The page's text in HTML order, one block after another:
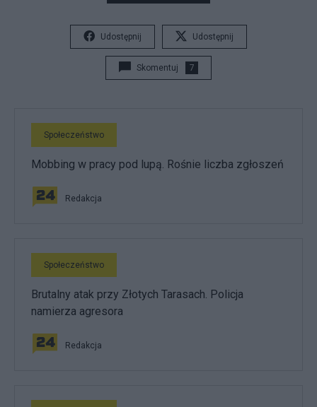
Udostępnij Udostępnij
Skomentuj 7
Społeczeństwo
Mobbing w pracy pod lupą. Rośnie liczba zgłoszeń
Redakcja
Społeczeństwo
Brutalny atak przy Złotych Tarasach. Policja
namierza agresora
Redakcja